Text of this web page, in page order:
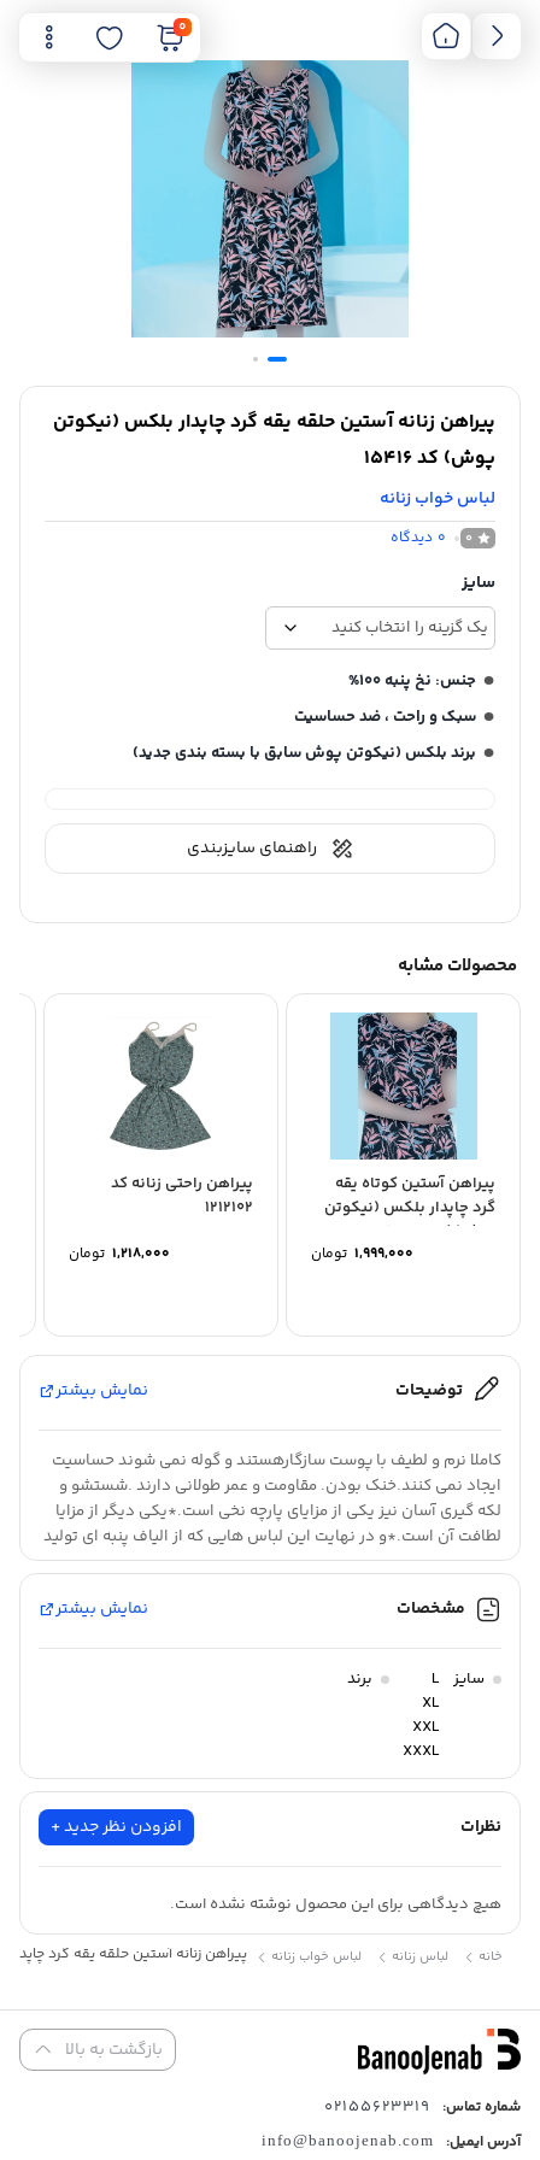
0
پیراهن زنانه آستین حلقه یقه گرد چاپدار بلکس (نیکوتن
پوش) کد 15416
لباس خواب زنانه
0
0 دیدگاه
سایز
جنس: نخ پنبه ۱۰۰%
سبک و راحت ، ضد حساسیت
برند بلکس (نیکوتن پوش سابق با بسته بندی جدید)
راهنمای سایزبندی
محصولات مشابه
پیراهن آستین کوتاه یقه
گرد چاپدار بلکس (نیکوتن
پوش) کد 15426
۱,۹۹۹,۰۰۰ تومان
پیراهن راحتی زنانه کد
1212102
۱,۲۱۸,۰۰۰ تومان
توضیحات نمایش بیشتر
کاملا نرم و لطیف با پوست سازگارهستند و گوله نمی شوند حساسیت
ایجاد نمی کنند.خنک بودن. مقاومت و عمر طولانی دارند .شستشو و
لکه گیری آسان نیز یکی از مزایای پارچه نخی است.*یکی دیگر از مزایا
لطافت آن است.*و در نهایت این لباس هایی که از الیاف پنبه ای تولید
می شوند و ضخیم تر و البته گرم تر هستند به همین دلیل می توانند
مشخصات نمایش بیشتر
سایز L
XL
XXL
XXXL
برند
nikootanpoosh
نظرات افزودن نظر جدید +
هیچ دیدگاهی برای این محصول نوشته نشده است.
خانه لباس زنانه لباس خواب زنانه پیراهن زنانه آستین حلقه یقه گرد چاپدار
بازگشت به بالا
شماره تماس: 02155623319
آدرس ایمیل: info@banoojenab.com